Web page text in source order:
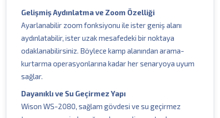
Gelişmiş Aydınlatma ve Zoom Özelliği
Ayarlanabilir zoom fonksiyonu ile ister geniş alanı
aydınlatabilir, ister uzak mesafedeki bir noktaya
odaklanabilirsiniz. Böylece kamp alanından arama-
kurtarma operasyonlarına kadar her senaryoya uyum
sağlar.
Dayanıklı ve Su Geçirmez Yapı
Wison WS-2080, sağlam gövdesi ve su geçirmez